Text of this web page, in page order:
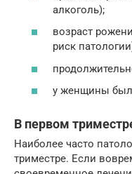
алкоголь);
возраст
риск
у женщины
В первом
Наиболее часто
триместре. Если